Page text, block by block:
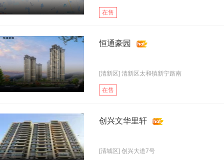
在售
恒通豪园
[清新区] 清新区太和镇新宁路南
在售
创兴文华里轩
[清城区] 创兴大道7号